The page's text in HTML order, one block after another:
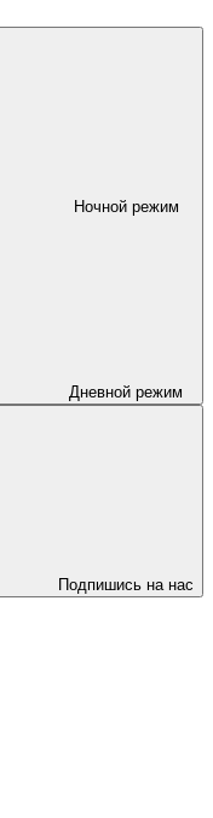
Ночной режим
Дневной режим
Подпишись на нас